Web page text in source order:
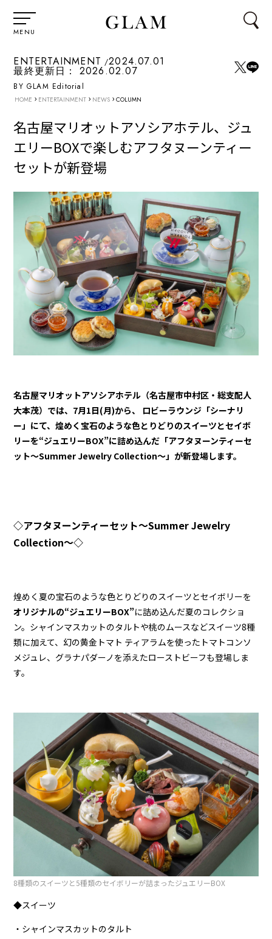
MENU
ENTERTAINMENT 2024.07.01
最終更新日： 2026.02.07
BY GLAM Editorial
HOME › ENTERTAINMENT › NEWS › COLUMN
名古屋マリオットアソシアホテル、ジュ
エリーBOXで楽しむアフタヌーンティー
セットが新登場
名古屋マリオットアソシアホテル（名古屋市中村区・総支配人
大本茂）では、7月1日(月)から、 ロビーラウンジ「シーナリ
ー」にて、煌めく宝石のような色とりどりのスイーツとセイボ
リーを“ジュエリーBOX”に詰め込んだ「アフタヌーンティーセ
ット～Summer Jewelry Collection～」が新登場します。
◇アフタヌーンティーセット～Summer Jewelry
Collection～◇
煌めく夏の宝石のような色とりどりのスイーツとセイボリーを
オリジナルの“ジュエリーBOX”に詰め込んだ夏のコレクショ
ン。シャインマスカットのタルトや桃のムースなどスイーツ8種
類に加えて、幻の黄金トマト ティアラムを使ったトマトコンソ
メジュレ、グラナパダーノを添えたローストビーフも登場しま
す。
8種類のスイーツと5種類のセイボリーが詰まったジュエリーBOX
◆スイーツ
・シャインマスカットのタルト